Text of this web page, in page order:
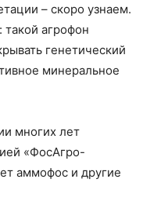
– скоро узнаем.
агрофон
генетический
минеральное
многих лет
«ФосАгро-
аммофос и другие